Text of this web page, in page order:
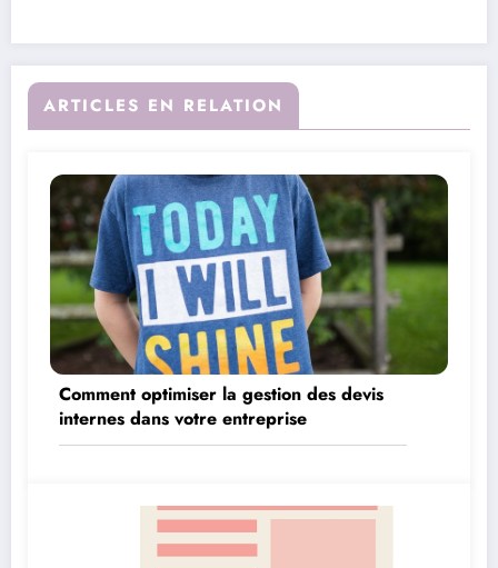
ARTICLES EN RELATION
Comment optimiser la gestion des devis
internes dans votre entreprise